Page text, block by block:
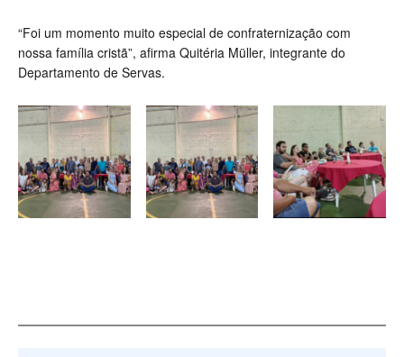
“Foi um momento muito especial de confraternização com
nossa família cristã”, afirma Quitéria Müller, integrante do
Departamento de Servas.